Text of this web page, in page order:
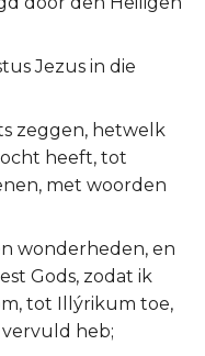
Jezus in die
zeggen, hetwelk
heeft, tot
met woorden
wonderheden, en
Gods, zodat ik
tot Illýrikum toe,
vervuld heb;